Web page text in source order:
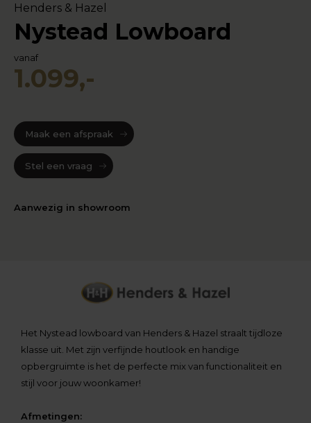
Henders & Hazel
Nystead Lowboard
vanaf
1.099,-
Maak een afspraak
Stel een vraag
Aanwezig in showroom
Het Nystead lowboard van Henders & Hazel straalt tijdloze
klasse uit. Met zijn verfijnde houtlook en handige
opbergruimte is het de perfecte mix van functionaliteit en
stijl voor jouw woonkamer!
Afmetingen: